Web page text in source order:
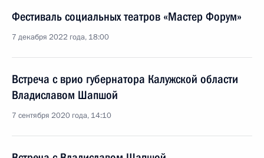
Фестиваль социальных театров «Мастер Форум»
7 декабря 2022 года, 18:00
Встреча с врио губернатора Калужской области
Владиславом Шапшой
7 сентября 2020 года, 14:10